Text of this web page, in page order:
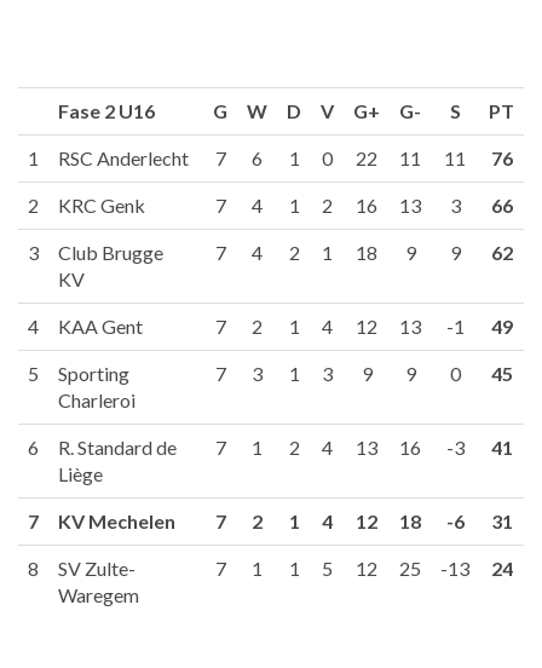
Fase 2 U16 G W D V G+ G- S PT
1 RSC Anderlecht 7 6 1 0 22 11 11 76
2 KRC Genk 7 4 1 2 16 13 3 66
3
Club Brugge
KV
7 4 2 1 18 9 9 62
4 KAA Gent 7 2 1 4 12 13 -1 49
5
Sporting
Charleroi
7 3 1 3 9 9 0 45
6
R. Standard de
Liège
7 1 2 4 13 16 -3 41
7 KV Mechelen 7 2 1 4 12 18 -6 31
8
SV Zulte-
Waregem
7 1 1 5 12 25 -13 24